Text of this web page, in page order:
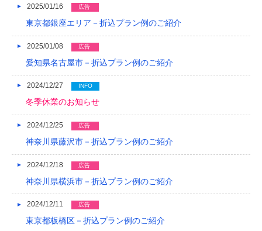
2025/01/16 広告
東京都銀座エリア－折込プラン例のご紹介
2025/01/08 広告
愛知県名古屋市－折込プラン例のご紹介
2024/12/27 INFO
冬季休業のお知らせ
2024/12/25 広告
神奈川県藤沢市－折込プラン例のご紹介
2024/12/18 広告
神奈川県横浜市－折込プラン例のご紹介
2024/12/11 広告
東京都板橋区－折込プラン例のご紹介